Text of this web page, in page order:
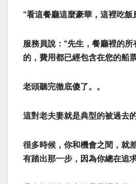
“看這餐廳這麼豪華，這裡吃飯
服務員說：“先生，餐廳裡的
的，費用都已經包含在您的船
老頭聽完徹底傻了。。
這對老夫妻就是典型的被過去
很多時候，你和機會之間，就
有踏出那一步，因為你總在追求